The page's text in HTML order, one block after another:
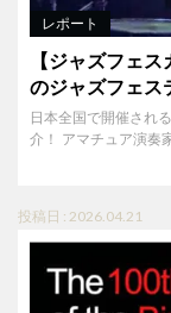
レポート
【ジャズフェ
のジャズフェス
日本全国で開催され
介！ アマチュア演奏
投稿日 : 2026.04.21